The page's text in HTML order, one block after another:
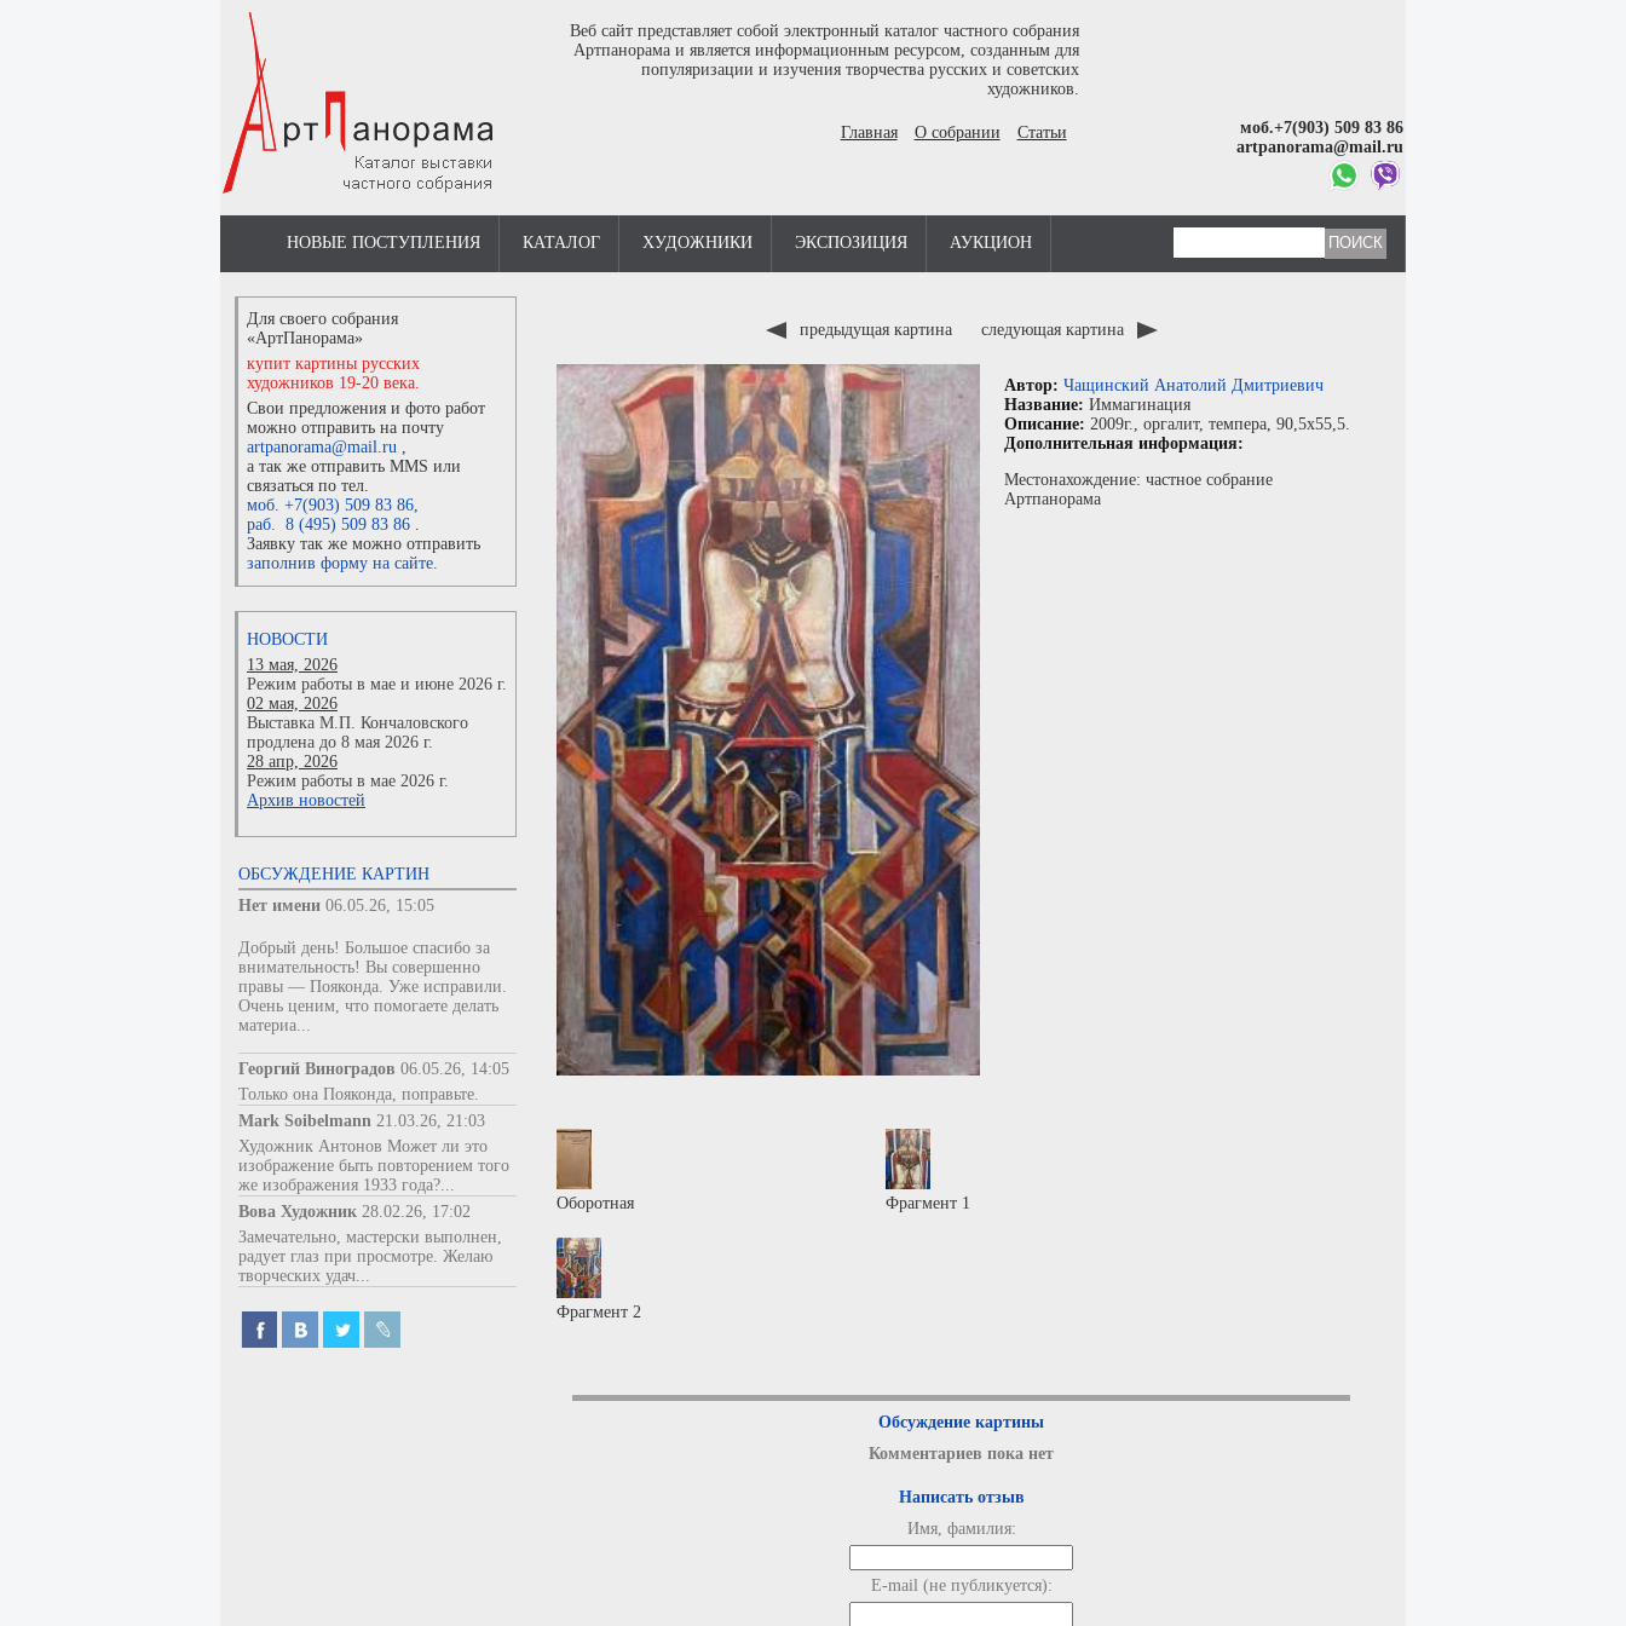
Веб сайт представляет собой электронный каталог частного собрания
Артпанорама и является информационным ресурсом, созданным для
популяризации и изучения творчества русских и советских
художников.
Главная О собрании Статьи
моб.+7(903) 509 83 86
artpanorama@mail.ru
НОВЫЕ ПОСТУПЛЕНИЯ КАТАЛОГ ХУДОЖНИКИ ЭКСПОЗИЦИЯ АУКЦИОН
Для своего собрания
«АртПанорама»
купит картины русских
художников 19-20 века.
Свои предложения и фото работ
можно отправить на почту
artpanorama@mail.ru ,
а так же отправить MMS или
связаться по тел.
моб. +7(903) 509 83 86,
раб. 8 (495) 509 83 86 .
Заявку так же можно отправить
заполнив форму на сайте.
НОВОСТИ
13 мая, 2026
Режим работы в мае и июне 2026 г.
02 мая, 2026
Выставка М.П. Кончаловского
продлена до 8 мая 2026 г.
28 апр, 2026
Режим работы в мае 2026 г.
Архив новостей
ОБСУЖДЕНИЕ КАРТИН
Нет имени 06.05.26, 15:05
Добрый день! Большое спасибо за
внимательность! Вы совершенно
правы — Пояконда. Уже исправили.
Очень ценим, что помогаете делать
материа...
Георгий Виноградов 06.05.26, 14:05
Только она Пояконда, поправьте.
Mark Soibelmann 21.03.26, 21:03
Художник Антонов Может ли это
изображение быть повторением того
же изображения 1933 года?...
Вова Художник 28.02.26, 17:02
Замечательно, мастерски выполнен,
радует глаз при просмотре. Желаю
творческих удач...
предыдущая картина следующая картина
Автор: Чащинский Анатолий Дмитриевич
Название: Иммагинация
Описание: 2009г., оргалит, темпера, 90,5x55,5.
Дополнительная информация:
Местонахождение: частное собрание
Артпанорама
Оборотная Фрагмент 1
Фрагмент 2
Обсуждение картины
Комментариев пока нет
Написать отзыв
Имя, фамилия:
E-mail (не публикуется):